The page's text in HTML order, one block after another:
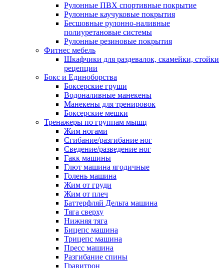
Рулонные ПВХ спортивные покрытие
Рулонные каучуковые покрытия
Бесшовные рулонно-наливные
полиуретановые системы
Рулонные резиновые покрытия
Фитнес мебель
Шкафчики для раздевалок, скамейки, стойки
рецепции
Бокс и Единоборства
Боксерские груши
Водоналивные манекены
Манекены для тренировок
Боксерские мешки
Тренажеры по группам мышц
Жим ногами
Сгибание/разгибание ног
Сведение/разведение ног
Гакк машины
Глют машина ягодичные
Голень машина
Жим от груди
Жим от плеч
Баттерфляй Дельта машина
Тяга сверху
Нижняя тяга
Бицепс машина
Трицепс машина
Пресс машина
Разгибание спины
Гравитрон